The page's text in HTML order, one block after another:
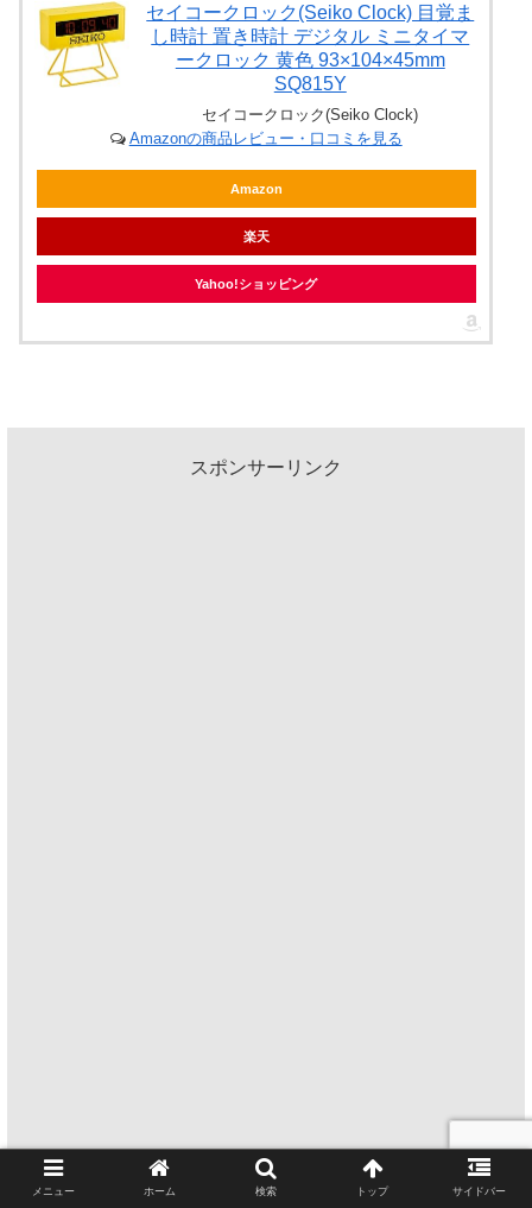
セイコークロック(Seiko Clock) 目覚ま
し時計 置き時計 デジタル ミニタイマ
ークロック 黄色 93×104×45mm
SQ815Y
セイコークロック(Seiko Clock)
Amazonの商品レビュー・口コミを見る
Amazon
楽天
Yahoo!ショッピング
スポンサーリンク
メニュー ホーム 検索 トップ サイドバー